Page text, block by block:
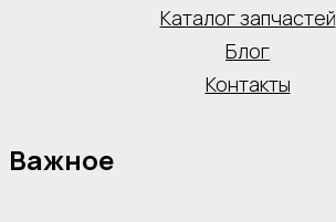
Каталог запчастей
Блог
Контакты
Важное